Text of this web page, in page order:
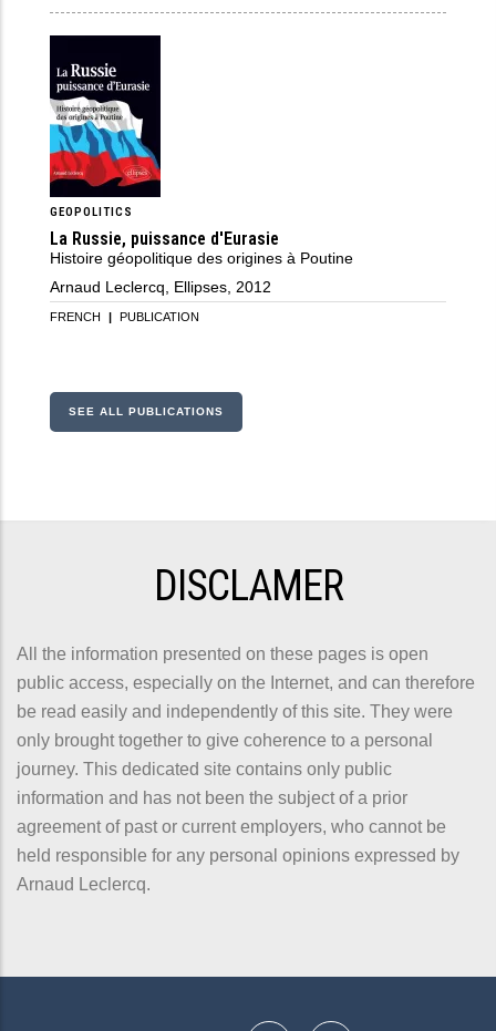
GEOPOLITICS
La Russie, puissance d'Eurasie
Histoire géopolitique des origines à Poutine
Arnaud Leclercq, Ellipses, 2012
FRENCH PUBLICATION
SEE ALL PUBLICATIONS
DISCLAMER
All the information presented on these pages is open
public access, especially on the Internet, and can therefore
be read easily and independently of this site. They were
only brought together to give coherence to a personal
journey. This dedicated site contains only public
information and has not been the subject of a prior
agreement of past or current employers, who cannot be
held responsible for any personal opinions expressed by
Arnaud Leclercq.